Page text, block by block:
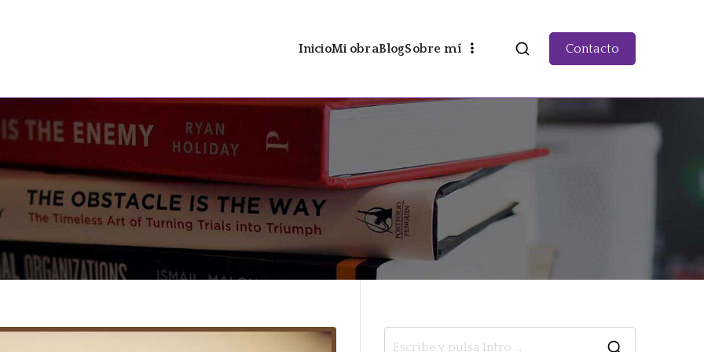
InicioMi obraBlogSobre mí Contacto